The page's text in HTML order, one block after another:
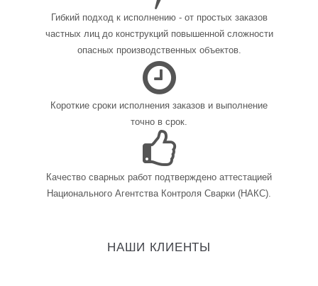
Гибкий подход к исполнению - от простых заказов
частных лиц до конструкций повышенной сложности
опасных производственных объектов.
Короткие сроки исполнения заказов и выполнение
точно в срок.
Качество сварных работ подтверждено аттестацией
Национального Агентства Контроля Сварки (НАКС).
НАШИ КЛИЕНТЫ